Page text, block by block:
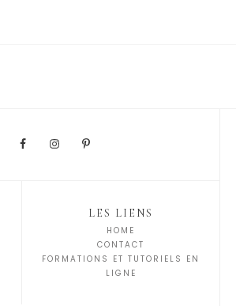
LES LIENS
HOME
CONTACT
FORMATIONS ET TUTORIELS EN
LIGNE